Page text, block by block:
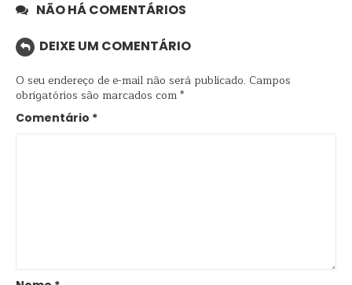
NÃO HÁ COMENTÁRIOS
DEIXE UM COMENTÁRIO
O seu endereço de e-mail não será publicado. Campos
obrigatórios são marcados com*
Comentário *